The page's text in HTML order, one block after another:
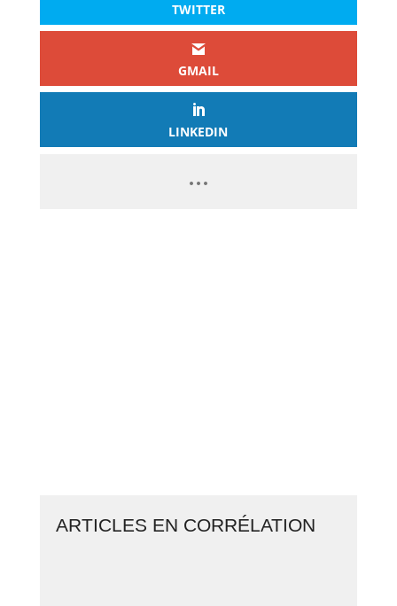
TWITTER
GMAIL
LINKEDIN
ARTICLES EN CORRÉLATION